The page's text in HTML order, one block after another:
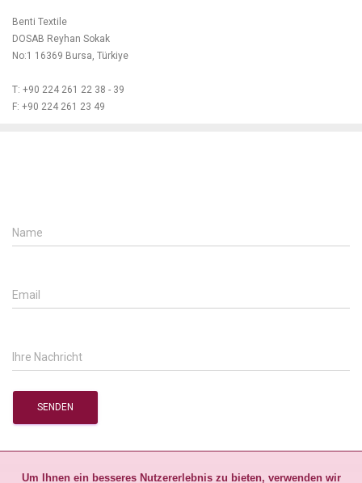
Um Ihnen ein besseres Nutzererlebnis zu bieten, verwenden wir
Benti Textile
DOSAB Reyhan Sokak
No:1 16369 Bursa, Türkiye
T: +90 224 261 22 38 - 39
F: +90 224 261 23 49